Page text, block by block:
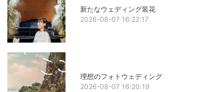
新たなウェディング装花
2026-08-07 16:22:17
理想のフォトウェディング
2026-08-07 16:20:19